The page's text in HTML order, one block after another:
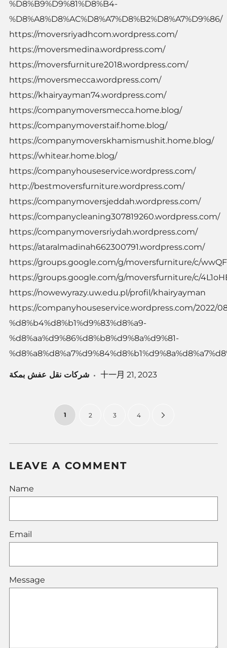
%D8%B9%D9%81%D8%B4-
%D8%A8%D8%AC%D8%A7%D8%B2%D8%A7%D9%86/
https://moversriyadhcom.wordpress.com/
https://moversmedina.wordpress.com/
https://moversfurniture2018.wordpress.com/
https://moversmecca.wordpress.com/
https://khairyayman74.wordpress.com/
https://companymoversmecca.home.blog/
https://companymoverstaif.home.blog/
https://companymoverskhamismushit.home.blog/
https://whitear.home.blog/
https://companyhouseservice.wordpress.com/
http://bestmoversfurniture.wordpress.com/
https://companymoversjeddah.wordpress.com/
https://companycleaning307819260.wordpress.com/
https://companymoversriydah.wordpress.com/
https://ataralmadinah662300791.wordpress.com/
https://groups.google.com/g/moversfurniture/c/
https://groups.google.com/g/moversfurniture/c/
https://nowewyrazy.uw.edu.pl/profil/khairyayman
https://companyhouseservice.wordpress.com/2022/
%d8%b4%d8%b1%d9%83%d8%a9-
%d8%aa%d9%86%d8%b8%d9%8a%d9%81-
شركات نقل عفش بمكة 十一月 21, 2023
1 2 3 4
LEAVE A COMMENT
Name
Email
Message